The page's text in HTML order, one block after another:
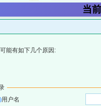
当
能有如下几个原因:
用户名